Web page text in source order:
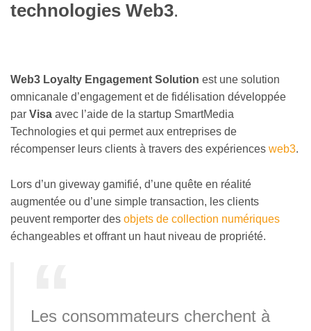
technologies Web3.
Web3 Loyalty Engagement Solution est une solution
omnicanale d’engagement et de fidélisation développée
par Visa avec l’aide de la startup SmartMedia
Technologies et qui permet aux entreprises de
récompenser leurs clients à travers des expériences web3.
Lors d’un giveway gamifié, d’une quête en réalité
augmentée ou d’une simple transaction, les clients
peuvent remporter des objets de collection numériques
échangeables et offrant un haut niveau de propriété.
Les consommateurs cherchent à